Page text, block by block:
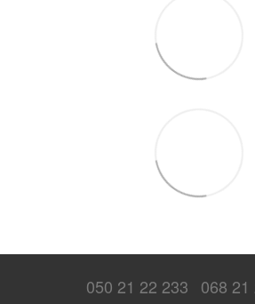
050 21 22 233 068 21